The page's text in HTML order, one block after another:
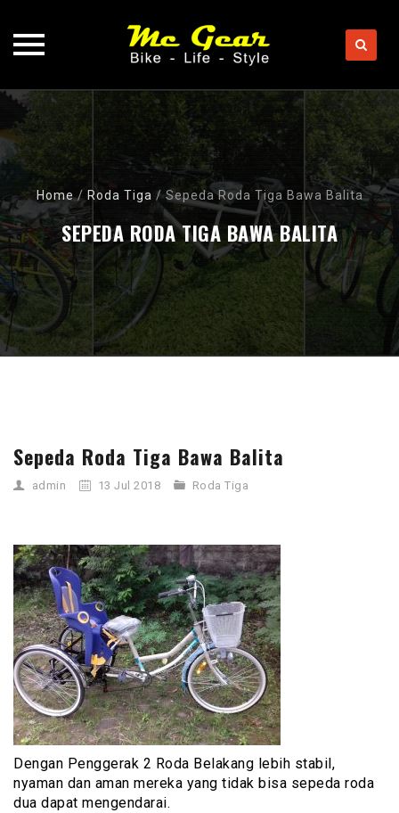
Skip
to
content
Home/ Roda Tiga /Sepeda Roda Tiga Bawa Balita
SEPEDA RODA TIGA BAWA BALITA
Sepeda Roda Tiga Bawa Balita
admin 13 Jul 2018 Roda Tiga
Dengan Penggerak 2 Roda Belakang lebih stabil,
nyaman dan aman mereka yang tidak bisa sepeda roda
dua dapat mengendarai.